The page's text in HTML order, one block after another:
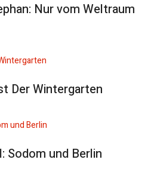
Nur vom Weltraum
Der Wintergarten
Sodom und Berlin